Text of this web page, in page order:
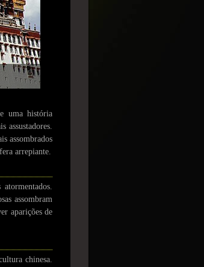
uma história
assustadores.
assombrados
arrepiante.
assombram
aparições de
chinesa.